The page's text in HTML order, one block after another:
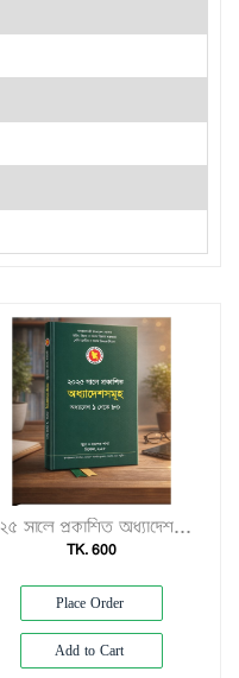
২০২৫ সালে প্রকাশিত অধ্যাদেশসমূহ (অধ্যাদেশ ১–৮০)"
TK. 600
Place Order
Add to Cart